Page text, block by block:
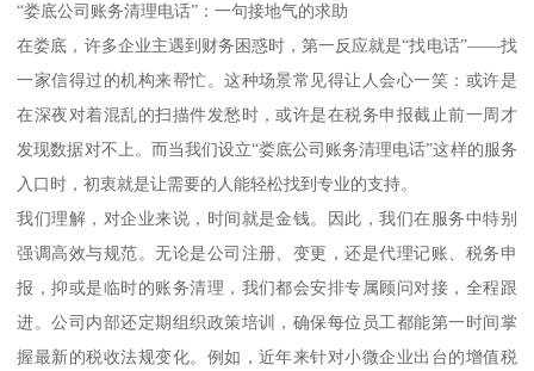
“娄底公司账务清理电话”：一句接地气的求助
在娄底，许多企业主遇到财务困惑时，第一反应就是“找电话”——找
一家信得过的机构来帮忙。这种场景常见得让人会心一笑：或许是
在深夜对着混乱的扫描件发愁时，或许是在税务申报截止前一周才
发现数据对不上。而当我们设立“娄底公司账务清理电话”这样的服务
入口时，初衷就是让需要的人能轻松找到专业的支持。
我们理解，对企业来说，时间就是金钱。因此，我们在服务中特别
强调高效与规范。无论是公司注册、变更，还是代理记账、税务申
报，抑或是临时的账务清理，我们都会安排专属顾问对接，全程跟
进。公司内部还定期组织政策培训，确保每位员工都能第一时间掌
握最新的税收法规变化。例如，近年来针对小微企业出台的增值税